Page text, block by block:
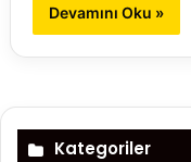
Devamını Oku »
Kategoriler